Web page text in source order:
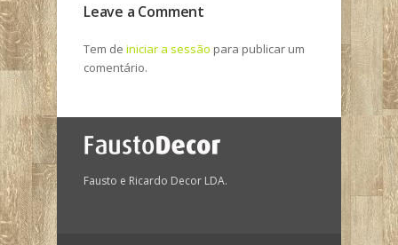
Leave a Comment
Tem de iniciar a sessão para publicar um
comentário.
Fausto e Ricardo Decor LDA.